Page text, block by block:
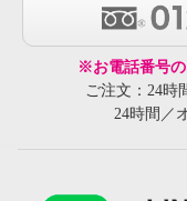
※お電話番号の
ご注文：24時
24時間／